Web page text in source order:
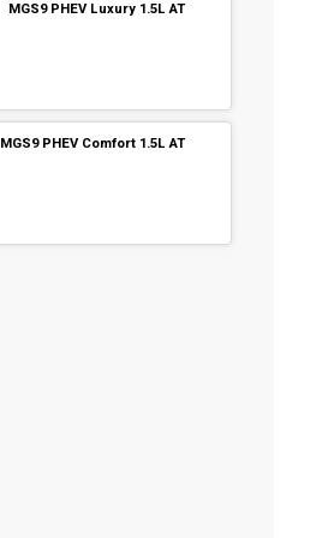
MGS9 PHEV Luxury 1.5L AT
MGS9 PHEV Comfort 1.5L AT